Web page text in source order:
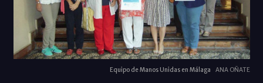
Equipo de Manos Unidas en Málaga ANA OÑATE